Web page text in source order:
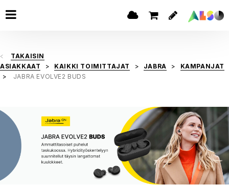
TAKAISIN
ASIAKKAAT
KAIKKI TOIMITTAJAT JABRA
KAMPANJAT
JABRA EVOLVE2 BUDS